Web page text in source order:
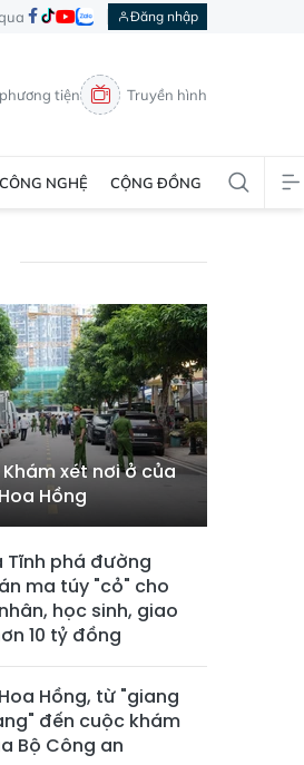
Đăng nhập
tiện Truyền hình
CÔNG NGHỆ CỘNG ĐỒNG
xét nơi ở của
Hồng
Tĩnh phá đường
ma túy "cỏ" cho
học sinh, giao
10 tỷ đồng
Hồng, từ "giang
đến cuộc khám
Bộ Công an